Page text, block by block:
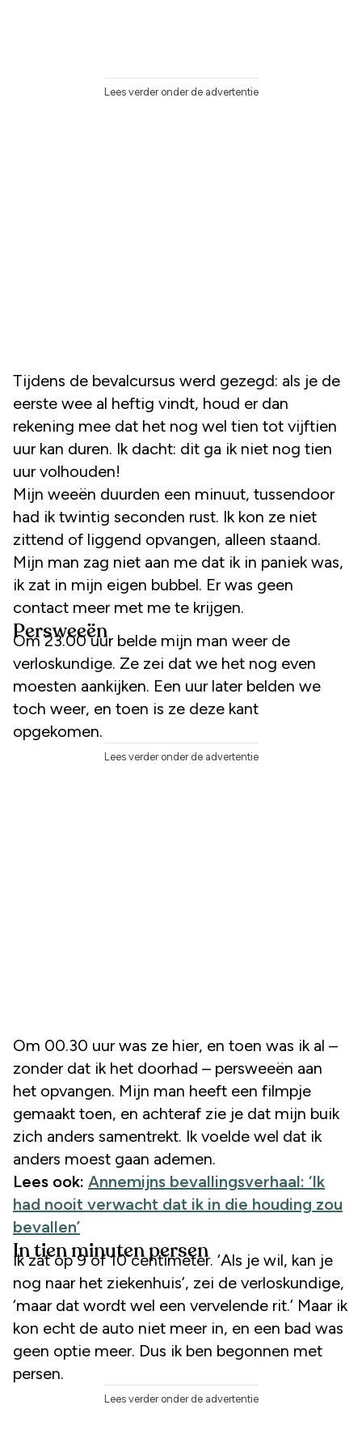
Lees verder onder de advertentie
Tijdens de bevalcursus werd gezegd: als je de
eerste wee al heftig vindt, houd er dan
rekening mee dat het nog wel tien tot vijftien
uur kan duren. Ik dacht: dit ga ik niet nog tien
uur volhouden!
Mijn weeën duurden een minuut, tussendoor
had ik twintig seconden rust. Ik kon ze niet
zittend of liggend opvangen, alleen staand.
Mijn man zag niet aan me dat ik in paniek was,
ik zat in mijn eigen bubbel. Er was geen
contact meer met me te krijgen.
Persweeën
Om 23.00 uur belde mijn man weer de
verloskundige. Ze zei dat we het nog even
moesten aankijken. Een uur later belden we
toch weer, en toen is ze deze kant
opgekomen.
Lees verder onder de advertentie
Om 00.30 uur was ze hier, en toen was ik al –
zonder dat ik het doorhad – persweeën aan
het opvangen. Mijn man heeft een filmpje
gemaakt toen, en achteraf zie je dat mijn buik
zich anders samentrekt. Ik voelde wel dat ik
anders moest gaan ademen.
Lees ook: Annemijns bevallingsverhaal: ‘Ik
had nooit verwacht dat ik in die houding zou
bevallen’
In tien minuten persen
Ik zat op 9 of 10 centimeter. ‘Als je wil, kan je
nog naar het ziekenhuis’, zei de verloskundige,
‘maar dat wordt wel een vervelende rit.’ Maar ik
kon echt de auto niet meer in, en een bad was
geen optie meer. Dus ik ben begonnen met
persen.
Lees verder onder de advertentie